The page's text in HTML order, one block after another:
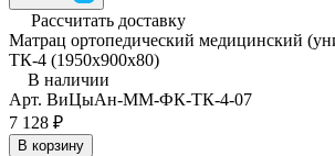
Рассчитать доставку
Матрац ортопедический медицинский
ТК-4 (1950x900x80)
В наличии
Арт. ВиЦыАн-ММ-ФК-ТК-4-07
7 128 ₽
В корзину